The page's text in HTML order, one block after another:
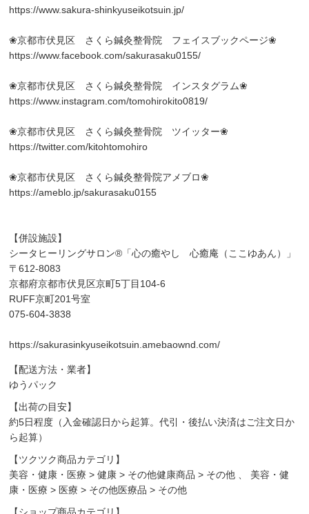
https://www.sakura-shinkyuseikotsuin.jp/
❀京都市伏見区 さくら鍼灸整骨院 フェイスブックページ❀
https://www.facebook.com/sakurasaku0155/
❀京都市伏見区 さくら鍼灸整骨院 インスタグラム❀
https://www.instagram.com/tomohirokito0819/
❀京都市伏見区 さくら鍼灸整骨院 ツイッター❀
https://twitter.com/kitohtomohiro
❀京都市伏見区 さくら鍼灸整骨院アメブロ❀
https://ameblo.jp/sakurasaku0155
【併設施設】
シータヒーリングサロン®「心の癒やし 心癒庵（ここゆあん）」
〒612-8083
京都府京都市伏見区京町5丁目104-6
RUFF京町201号室
075-604-3838
https://sakurasinkyuseikotsuin.amebaownd.com/
【配送方法・業者】
ゆうパック
【出荷の目安】
約5日程度（入金確認日から起算。代引・後払い決済はご注文日か
ら起算）
【ツクツク商品カテゴリ】
美容・健康・医療 >健康 > その他健康商品 > その他
美容・健
康・医療 > 医療 > その他医療品 > その他
【ショップ商品カテゴリ】